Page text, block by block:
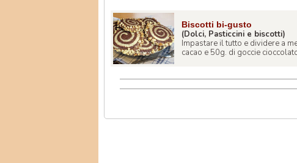
Biscotti bi-gusto
(Dolci, Pasticcini e biscotti)
Impastare il tutto e dividere a
cacao e 50g. di goccie